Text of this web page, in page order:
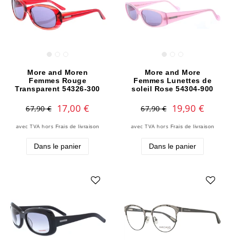
More and Moren
Femmes Rouge
Transparent 54326-300
67,90 € 17,00 €
avec TVAhors Frais de livraison
Dans le panier
More and More
Femmes Lunettes de
soleil Rose 54304-900
67,90 € 19,90 €
avec TVAhors Frais de livraison
Dans le panier